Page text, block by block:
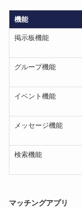
機能
掲示板機能
グループ機能
イベント機能
メッセージ機能
検索機能
マッチングアプリ